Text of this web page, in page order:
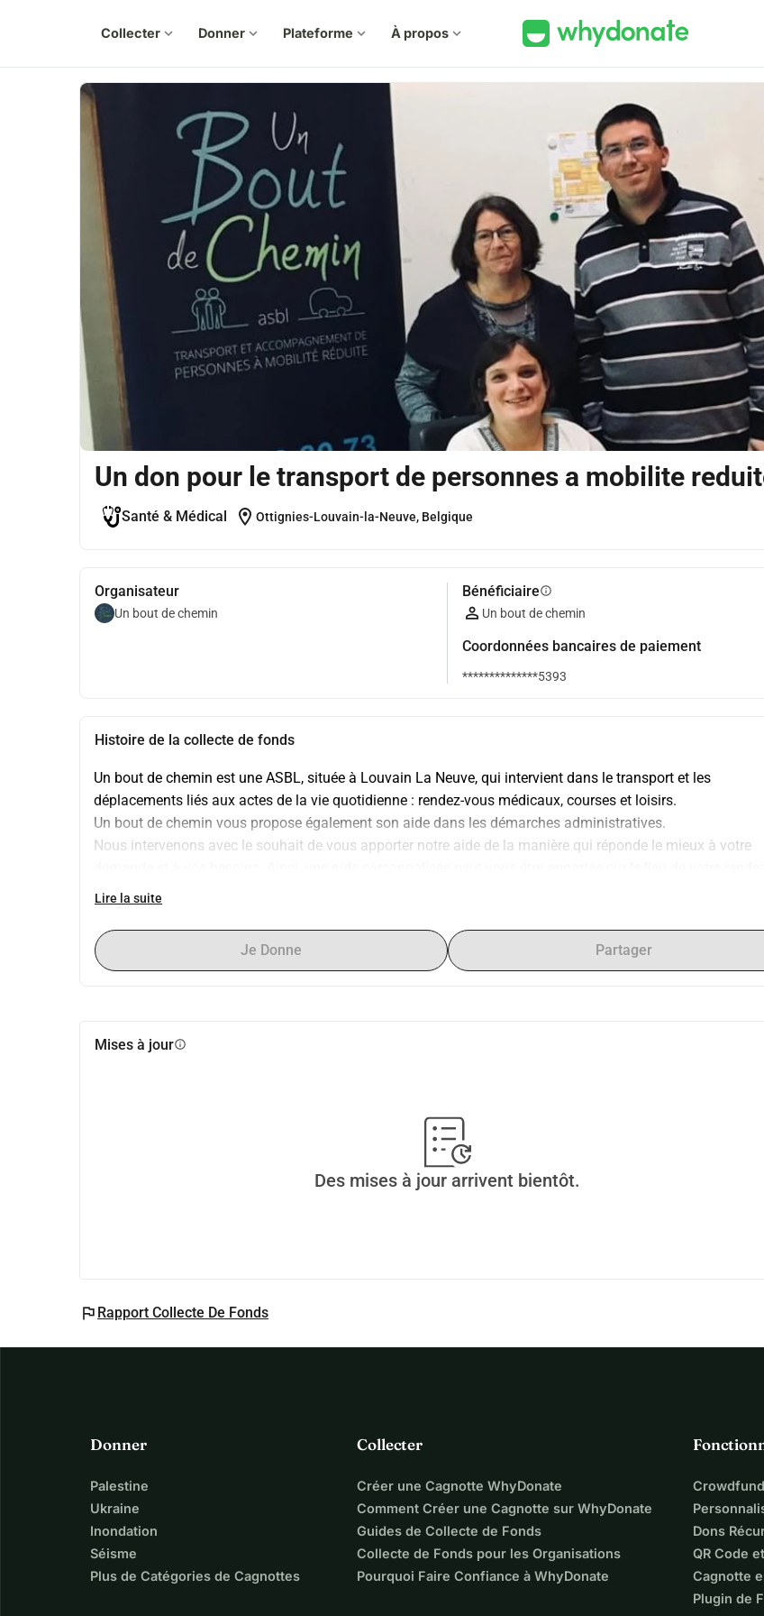
Collecter expand_more Donner expand_more Plateforme expand_more À propos expand_more
Un don pour le transport de personnes a mobilite
Santé & Médical location_on Ottignies-Louvain-la-Neuve, Belgique
Organisateur
Un bout de chemin
Bénéficiaireinfo
Un bout de chemin
Coordonnées bancaires de paiement
**************5393
Histoire de la collecte de fonds
Un bout de chemin est une ASBL, située à Louvain La Neuve, qui intervient dans le transport et les
déplacements liés aux actes de la vie quotidienne : rendez-vous médicaux, courses et loisirs.
Un bout de chemin vous propose également son aide dans les démarches administratives.
Nous intervenons avec le souhait de vous apporter notre aide de la manière qui réponde le mieux à votre
médical, lors de vos courses ou de vos activités extérieures.
Lire la suite
Je Donne Partager
Mises à jourinfo
Des mises à jour arrivent bientôt.
flag Rapport Collecte De Fonds
Donner
Palestine
Ukraine
Inondation
Séisme
Plus de Catégories de Cagnottes
Collecter
Créer une Cagnotte WhyDonate
Comment Créer une Cagnotte sur WhyDonate
Guides de Collecte de Fonds
Collecte de Fonds pour les Organisations
Pourquoi Faire Confiance à WhyDonate
Dons
QR Code
Cagnotte
Plugin de